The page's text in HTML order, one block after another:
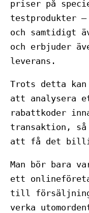
priser på
testprodukter
och samtidigt
och erbjuder
leverans.
Trots detta kan
att analysera
rabattkoder
transaktion,
att få det
Man bör bara
ett
till försäljning
verka